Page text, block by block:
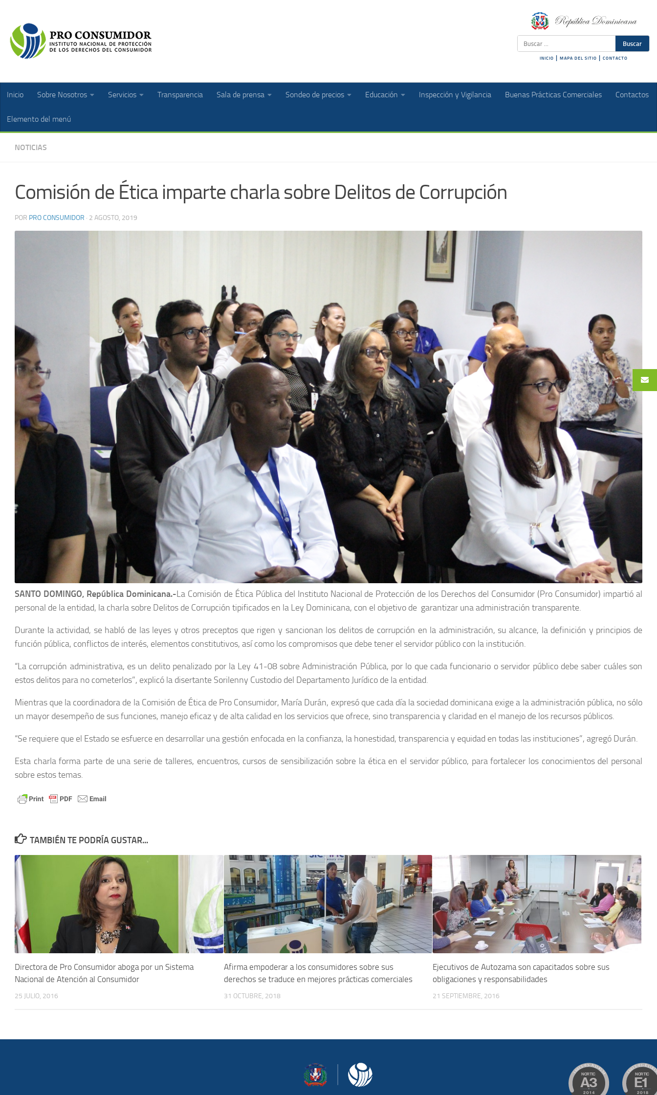
Buscar
INICIO MAPA DEL SITIO CONTACTO
Inicio Sobre Nosotros Servicios Transparencia Sala de prensa Sondeo de precios Educación Inspección y Vigilancia Buenas Prácticas Comerciales Contactos
Elemento del menú
NOTICIAS
Comisión de Ética imparte charla sobre Delitos de Corrupción
POR PRO CONSUMIDOR · 2 AGOSTO, 2019
SANTO DOMINGO, República Dominicana.-La Comisión de Ética Pública del Instituto Nacional de Protección de los Derechos del Consumidor (Pro Consumidor) impartió al
personal de la entidad, la charla sobre Delitos de Corrupción tipificados en la Ley Dominicana, con el objetivo de garantizar una administración transparente.
Durante la actividad, se habló de las leyes y otros preceptos que rigen y sancionan los delitos de corrupción en la administración, su alcance, la definición y principios de
función pública, conflictos de interés, elementos constitutivos, así como los compromisos que debe tener el servidor público con la institución.
“La corrupción administrativa, es un delito penalizado por la Ley 41-08 sobre Administración Pública, por lo que cada funcionario o servidor público debe saber cuáles son
estos delitos para no cometerlos”, explicó la disertante Sorilenny Custodio del Departamento Jurídico de la entidad.
Mientras que la coordinadora de la Comisión de Ética de Pro Consumidor, María Durán, expresó que cada día la sociedad dominicana exige a la administración pública, no sólo
un mayor desempeño de sus funciones, manejo eficaz y de alta calidad en los servicios que ofrece, sino transparencia y claridad en el manejo de los recursos públicos.
“Se requiere que el Estado se esfuerce en desarrollar una gestión enfocada en la confianza, la honestidad, transparencia y equidad en todas las instituciones”, agregó Durán.
Esta charla forma parte de una serie de talleres, encuentros, cursos de sensibilización sobre la ética en el servidor público, para fortalecer los conocimientos del personal
sobre estos temas.
TAMBIÉN TE PODRÍA GUSTAR...
Directora de Pro Consumidor aboga por un Sistema
Nacional de Atención al Consumidor
25 JULIO, 2016
Afirma empoderar a los consumidores sobre sus
derechos se traduce en mejores prácticas comerciales
31 OCTUBRE, 2018
Ejecutivos de Autozama son capacitados sobre sus
obligaciones y responsabilidades
21 SEPTIEMBRE, 2016